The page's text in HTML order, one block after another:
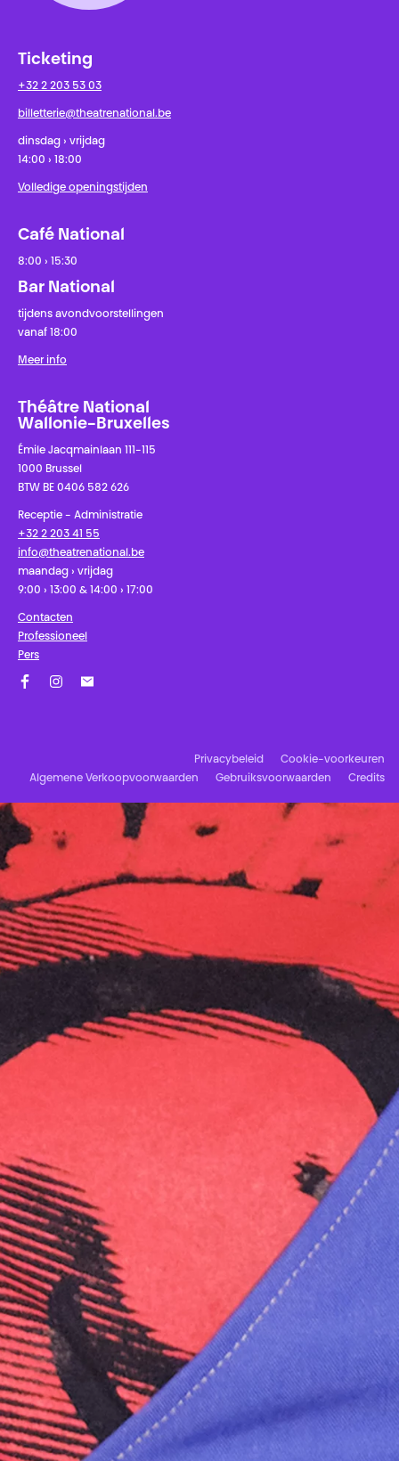
Ticketing
+32 2 203 53 03
billetterie@theatrenational.be
dinsdag › vrijdag
14:00 › 18:00
Volledige openingstijden
Café National
8:00 › 15:30
Bar National
tijdens avondvoorstellingen
vanaf 18:00
Meer info
Théâtre National
Wallonie-Bruxelles
Émile Jacqmainlaan 111-115
1000 Brussel
BTW BE 0406 582 626
Receptie - Administratie
+32 2 203 41 55
info@theatrenational.be
maandag › vrijdag
9:00 › 13:00 & 14:00 › 17:00
Contacten
Professioneel
Pers
Privacybeleid
Cookie-voorkeuren
Algemene Verkoopvoorwaarden
Gebruiksvoorwaarden Credits